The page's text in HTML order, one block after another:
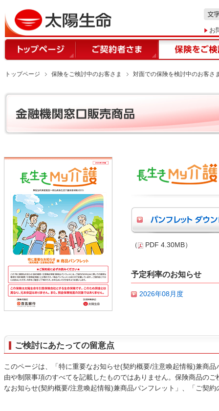
お
トップページ 保険をご検討中のお客さま 対面での保険を検討中のお客さ
（ PDF 4.30MB）
予定利率のお知らせ
2026年08月度
ご検討にあたっての留意点
このページは、「特に重要なお知らせ(契約概要/注意喚起情報)兼商
由や制限事項のすべてを記載したものではありません。保険商品の
なお知らせ(契約概要/注意喚起情報)兼商品パンフレット」、「ご契